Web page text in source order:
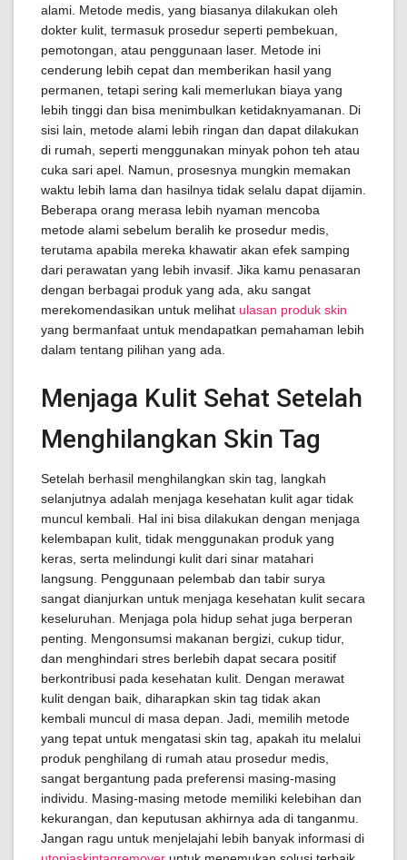
alami. Metode medis, yang biasanya dilakukan oleh
dokter kulit, termasuk prosedur seperti pembekuan,
pemotongan, atau penggunaan laser. Metode ini
cenderung lebih cepat dan memberikan hasil yang
permanen, tetapi sering kali memerlukan biaya yang
lebih tinggi dan bisa menimbulkan ketidaknyamanan. Di
sisi lain, metode alami lebih ringan dan dapat dilakukan
di rumah, seperti menggunakan minyak pohon teh atau
cuka sari apel. Namun, prosesnya mungkin memakan
waktu lebih lama dan hasilnya tidak selalu dapat dijamin.
Beberapa orang merasa lebih nyaman mencoba
metode alami sebelum beralih ke prosedur medis,
terutama apabila mereka khawatir akan efek samping
dari perawatan yang lebih invasif. Jika kamu penasaran
dengan berbagai produk yang ada, aku sangat
merekomendasikan untuk melihat ulasan produk skin
yang bermanfaat untuk mendapatkan pemahaman lebih
dalam tentang pilihan yang ada.
Menjaga Kulit Sehat Setelah
Menghilangkan Skin Tag
Setelah berhasil menghilangkan skin tag, langkah
selanjutnya adalah menjaga kesehatan kulit agar tidak
muncul kembali. Hal ini bisa dilakukan dengan menjaga
kelembapan kulit, tidak menggunakan produk yang
keras, serta melindungi kulit dari sinar matahari
langsung. Penggunaan pelembab dan tabir surya
sangat dianjurkan untuk menjaga kesehatan kulit secara
keseluruhan. Menjaga pola hidup sehat juga berperan
penting. Mengonsumsi makanan bergizi, cukup tidur,
dan menghindari stres berlebih dapat secara positif
berkontribusi pada kesehatan kulit. Dengan merawat
kulit dengan baik, diharapkan skin tag tidak akan
kembali muncul di masa depan. Jadi, memilih metode
yang tepat untuk mengatasi skin tag, apakah itu melalui
produk penghilang di rumah atau prosedur medis,
sangat bergantung pada preferensi masing-masing
individu. Masing-masing metode memiliki kelebihan dan
kekurangan, dan keputusan akhirnya ada di tanganmu.
Jangan ragu untuk menjelajahi lebih banyak informasi di